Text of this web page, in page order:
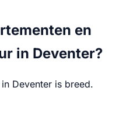
en
in Deventer?
Deventer is breed.